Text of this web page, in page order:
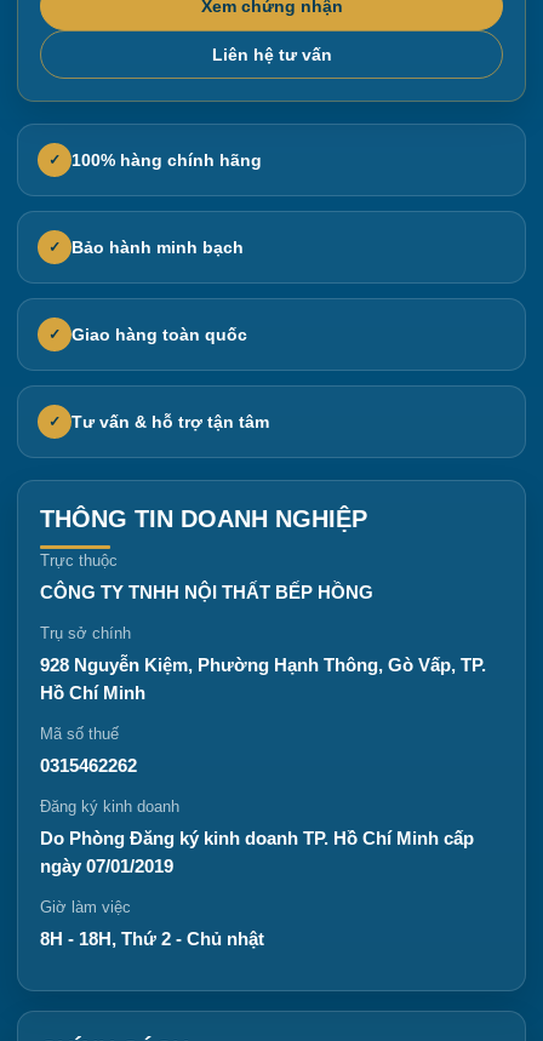
Xem chứng nhận
Liên hệ tư vấn
✓ 100% hàng chính hãng
✓ Bảo hành minh bạch
✓ Giao hàng toàn quốc
✓ Tư vấn & hỗ trợ tận tâm
THÔNG TIN DOANH NGHIỆP
Trực thuộc
CÔNG TY TNHH NỘI THẤT BẾP HỒNG
Trụ sở chính
928 Nguyễn Kiệm, Phường Hạnh Thông, Gò Vấp, TP.
Hồ Chí Minh
Mã số thuế
0315462262
Đăng ký kinh doanh
Do Phòng Đăng ký kinh doanh TP. Hồ Chí Minh cấp
ngày 07/01/2019
Giờ làm việc
8H - 18H, Thứ 2 - Chủ nhật